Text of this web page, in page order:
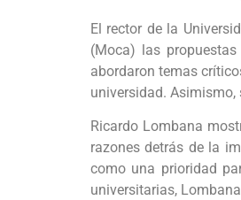
El rector de la
(Moca) las
abordaron temas
universidad.
Ricardo Lombana
razones detrás de la
como una prioridad
universitarias,